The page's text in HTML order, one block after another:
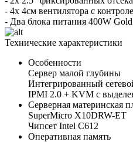
- 4x 4см вентилятора с
- Два блока питания 400W
Технические характеристики
Особенности
Сервер малой глубины
Интегрированный
IPMI 2.0 + KVM с
Серверная материнская
SuperMicro X10DRW-ET
Чипсет Intel C612
Оперативная память